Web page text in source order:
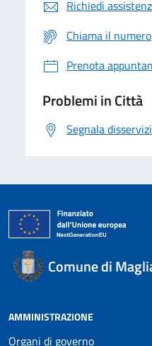
Richiedi
Chiama il numero
Prenota
Problemi in Città
Segnala
Comune di
AMMINISTRAZIONE
Organi di governo